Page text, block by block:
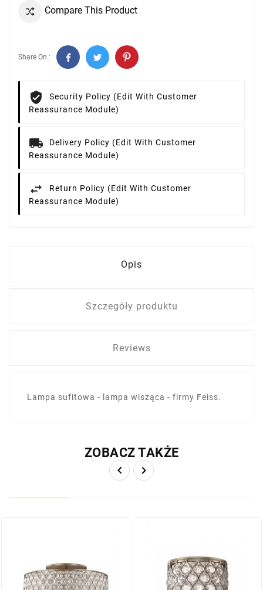
Compare This Product
Share On :
Security Policy (edit With Customer
Reassurance Module)
Delivery Policy (edit With Customer
Reassurance Module)
Return Policy (edit With Customer
Reassurance Module)
Opis
Szczegóły produktu
Reviews
Lampa sufitowa - lampa wisząca - firmy Feiss.
ZOBACZ TAKŻE
 